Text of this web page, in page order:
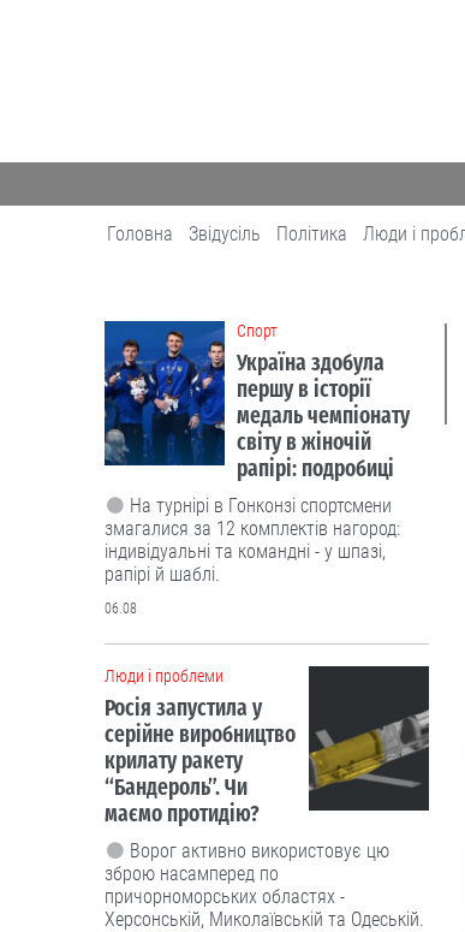
Головна Звідусіль Політика Люди і
Cпорт
Україна здобула
першу в історії
медаль чемпіонату
світу в жіночій
рапірі: подробиці
На турнірі в Гонконзі спортсмени
змагалися за 12 комплектів нагород:
індивідуальні та командні - у шпазі,
рапірі й шаблі.
06.08
Люди і проблеми
Росія запустила у
серійне виробництво
крилату ракету
“Бандероль”. Чи
маємо протидію?
Ворог активно використовує цю
зброю насамперед по
причорноморських областях -
Херсонській, Миколаївській та Одеській.